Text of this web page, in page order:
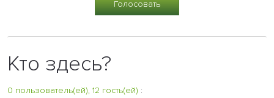
Кто здесь?
0 пользователь(ей), 12 гость(ей) :